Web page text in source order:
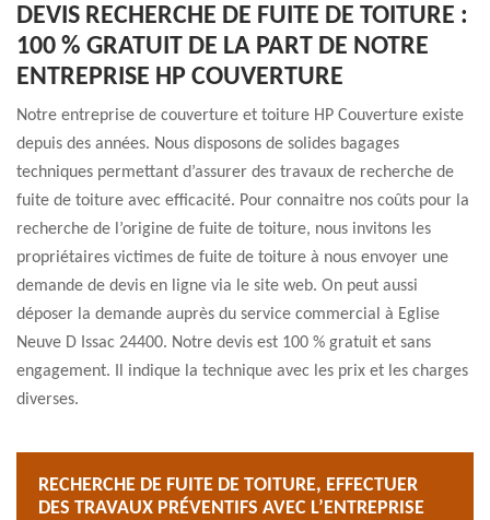
DEVIS RECHERCHE DE FUITE DE TOITURE :
100 % GRATUIT DE LA PART DE NOTRE
ENTREPRISE HP COUVERTURE
Notre entreprise de couverture et toiture HP Couverture existe
depuis des années. Nous disposons de solides bagages
techniques permettant d’assurer des travaux de recherche de
fuite de toiture avec efficacité. Pour connaitre nos coûts pour la
recherche de l’origine de fuite de toiture, nous invitons les
propriétaires victimes de fuite de toiture à nous envoyer une
demande de devis en ligne via le site web. On peut aussi
déposer la demande auprès du service commercial à Eglise
Neuve D Issac 24400. Notre devis est 100 % gratuit et sans
engagement. Il indique la technique avec les prix et les charges
diverses.
RECHERCHE DE FUITE DE TOITURE, EFFECTUER
DES TRAVAUX PRÉVENTIFS AVEC L’ENTREPRISE